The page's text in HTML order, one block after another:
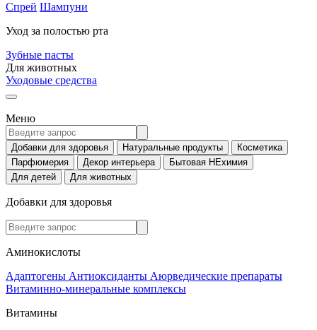
Спрей Шампуни
Уход за полостью рта
Зубные пасты
Для животных
Уходовые средства
Меню
Добавки для здоровья Натуральные продукты
Косметика
Парфюмерия
Декор интерьера
Бытовая НЕхимия
Для детей
Для животных
Добавки для здоровья
Аминокислоты
Адаптогены Антиоксиданты Аюрведические препараты
Витаминно-минеральные комплексы
Витамины